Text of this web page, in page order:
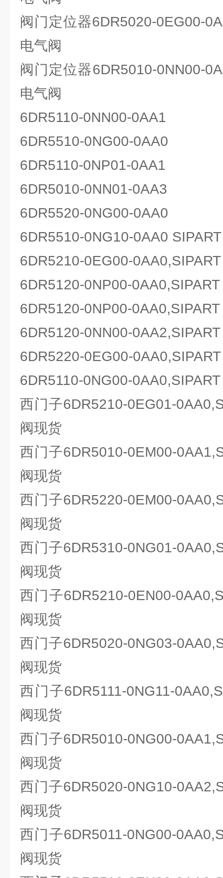
阀门定位器6DR5020-0EG00-
电气阀
阀门定位器6DR5010-0NN00-
电气阀
6DR5110-0NN00-0AA1
6DR5510-0NG00-0AA0
6DR5110-0NP01-0AA1
6DR5010-0NN01-0AA3
6DR5520-0NG00-0AA0
6DR5510-0NG10-0AA0
6DR5210-0EG00-
6DR5120-0NP00-
6DR5120-0NP00-
6DR5120-0NN00-
6DR5220-0EG00-
6DR5110-0NG00-
西门子6DR5210-0EG01-
阀现货
西门子6DR5010-0EM00-
阀现货
西门子6DR5220-0EM00-
阀现货
西门子6DR5310-0NG01-
阀现货
西门子6DR5210-0EN00-
阀现货
西门子6DR5020-0NG03-
阀现货
西门子6DR5111-0NG11-
阀现货
西门子6DR5010-0NG00-
阀现货
西门子6DR5020-0NG10-
阀现货
西门子6DR5011-0NG00-
阀现货